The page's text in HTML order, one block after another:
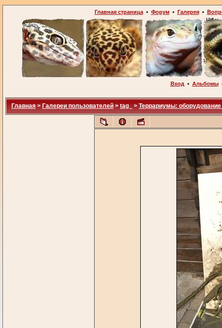
Главная страница• Форум• Галерея•
Вход • Альбомы
Главная > Галереи пользователей > tag_ > Террариумы: оборудование